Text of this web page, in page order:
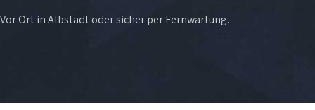
Vor Ort in Albstadt oder sicher per Fernwartung.